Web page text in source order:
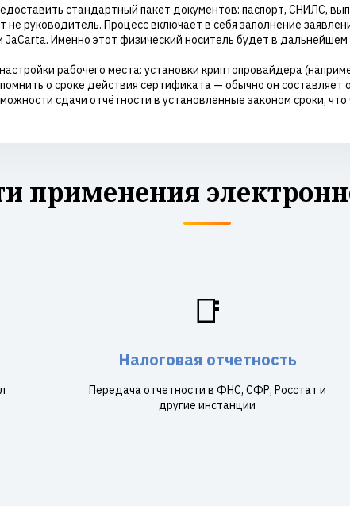
стандартный пакет документов: паспорт, СНИЛС,
не руководитель. Процесс включает в себя заполнение
Именно этот физический носитель будет в
рабочего места: установки криптопровайдера
о сроке действия сертификата — обычно он
сдачи отчётности в установленные законом сроки,
применения
📑
Налоговая отчетность
Передача отчетности в ФНС, СФР, Росстат и
другие инстанции